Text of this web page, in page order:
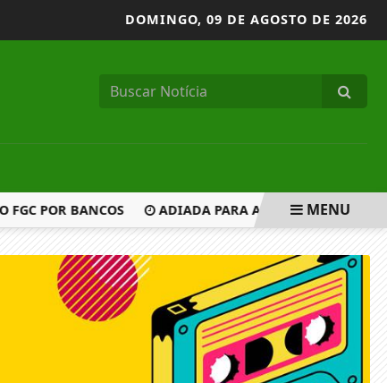
DOMINGO, 09 DE AGOSTO DE 2026
POR BANCOS ADIADA PARA AMANHÃ VOTAÇÃO DE
MENU